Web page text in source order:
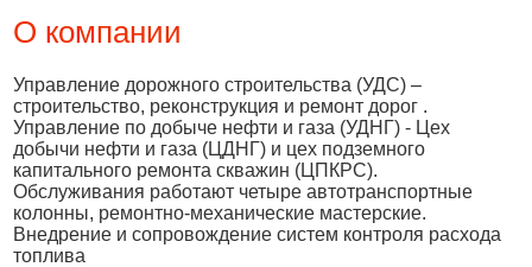
О компании
Управление дорожного строительства (УДС) –
строительство, реконструкция и ремонт дорог .
Управление по добыче нефти и газа (УДНГ) - Цех
добычи нефти и газа (ЦДНГ) и цех подземного
капитального ремонта скважин (ЦПКРС).
Обслуживания работают четыре автотранспортные
колонны, ремонтно-механические мастерские.
Внедрение и сопровождение систем контроля расхода
топлива